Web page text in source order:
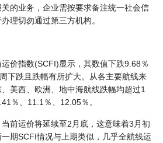
的业务，企业需按要求备注统一社会信
理切勿通过第三方机构。
价指数(SCFI)显示，其数值下跌9.68％
下跌且跌幅有所扩大。从各主要航线来
美西、欧洲、地中海航线跌幅均超过1
％、11.1％、12.05％。
前运价将延续至2月底，这意味着3月初
期SCFI情况与上期类似，几乎全航线运